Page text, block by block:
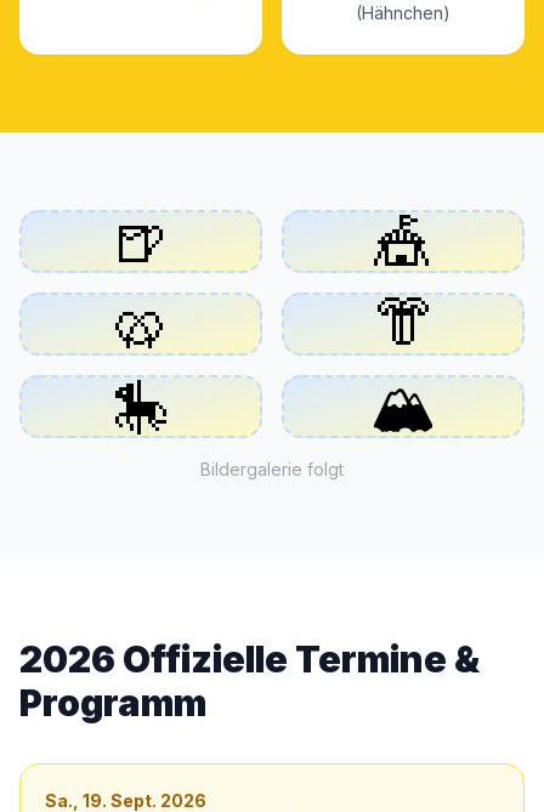
(Hähnchen)
🍺
🎪
🥨
👘
🎠
🏔️
Bildergalerie folgt
2026 Offizielle Termine &
Programm
Sa., 19. Sept. 2026